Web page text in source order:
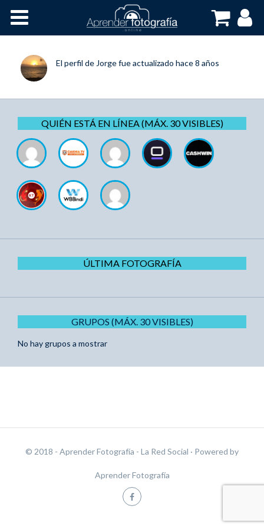
Cursos OnLine
El perfil de Jorgefue actualizado hace 8 años
QUIÉN ESTÁ EN LÍNEA (MÁX. 30 VISIBLES)
ÚLTIMA FOTOGRAFÍA
GRUPOS (MÁX. 30 VISIBLES)
No hay grupos a mostrar
© 2018 - Aprender Fotografía - La Red Social · Powered by
Aprender Fotografía